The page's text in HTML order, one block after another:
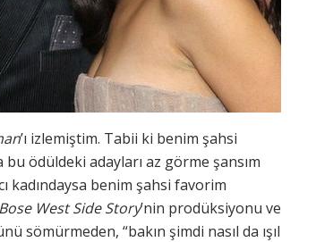
’ı izlemiştim. Tabii ki benim şahsi
bu ödüldeki adayları az görme şansım
kadındaysa benim şahsi favorim
West Side Story’nin prodüksiyonu ve
sömürmeden, “bakın şimdi nasıl da ışıl